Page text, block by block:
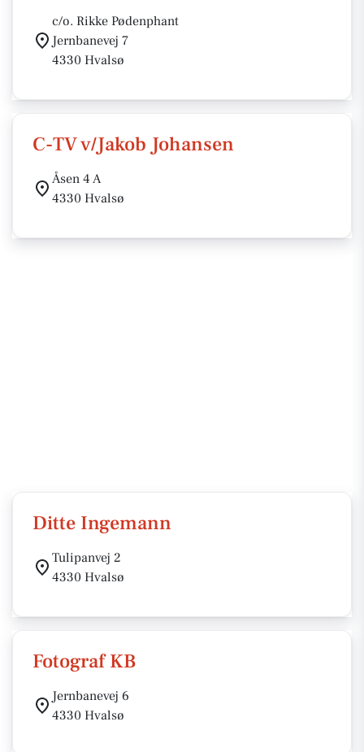
c/o. Rikke Pødenphant
Jernbanevej 7
4330 Hvalsø
C-TV v/Jakob Johansen
Åsen 4 A
4330 Hvalsø
Ditte Ingemann
Tulipanvej 2
4330 Hvalsø
Fotograf KB
Jernbanevej 6
4330 Hvalsø